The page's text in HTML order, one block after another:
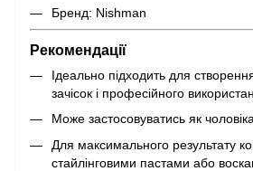
Бренд: Nishman
Рекомендації
Ідеально підходить для
зачісок і професійного
Може застосовуватись як
Для максимального результату
стайлінговими пастами або